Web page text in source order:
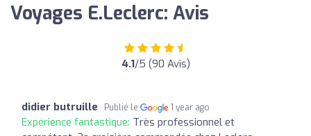
Voyages E.Leclerc: Avis
4.1/5 (90 Avis)
didier butruille Publié le 1 year ago
Expérience fantastique: Très professionnel et